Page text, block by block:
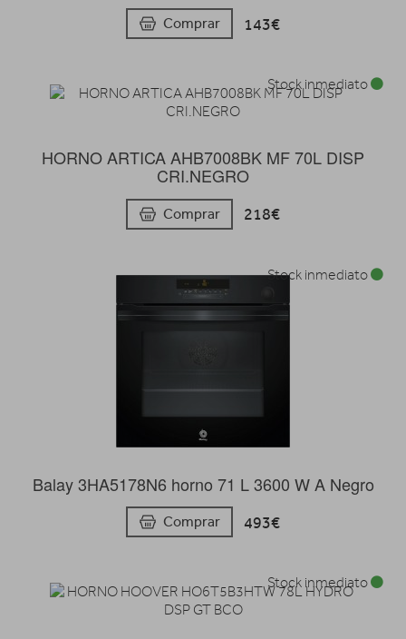
Comprar 143€
HORNO ARTICA AHB7008BK MF 70L DISP
CRI.NEGRO
Comprar 218€
Stock inmediato
Balay 3HA5178N6 horno 71 L 3600 W A Negro
Comprar 493€
Stock inmediato
Stock inmediato